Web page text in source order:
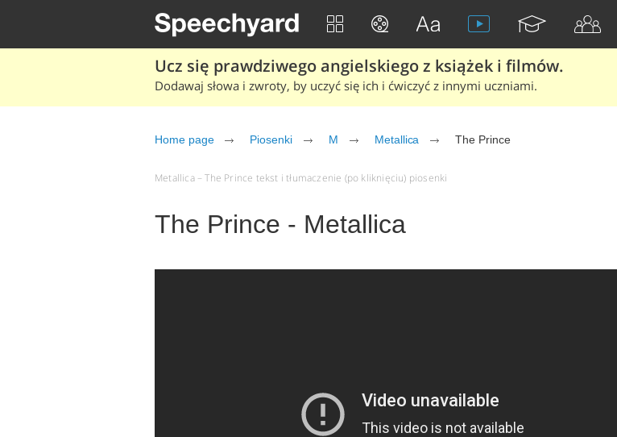
Ucz się prawdziwego angielskiego z książek i filmów.
Dodawaj słowa i zwroty, by uczyć się ich i ćwiczyć z innymi uczniami.
Home page Piosenki M Metallica The Prince
Metallica – The Prince tekst i tłumaczenie (po kliknięciu) piosenki
The Prince - Metallica